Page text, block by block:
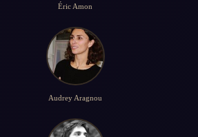
Éric Amon
Audrey Aragnou